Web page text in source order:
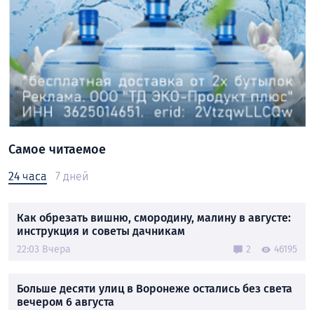
Самое читаемое
24 часа 7 дней
Как обрезать вишню, смородину, малину в августе:
инструкция и советы дачникам
22:03 Вчера 2 46195
Больше десяти улиц в Воронеже остались без света
вечером 6 августа